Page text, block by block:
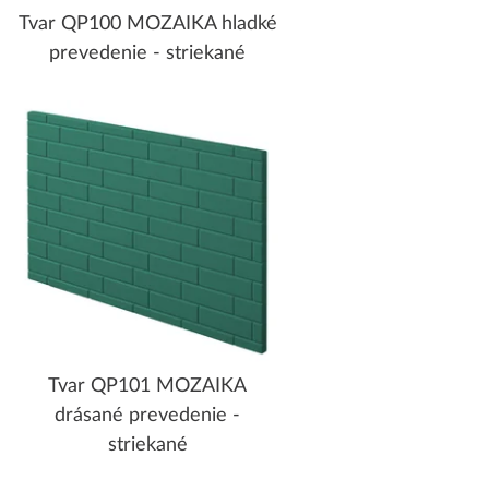
Tvar QP100 MOZAIKA hladké
prevedenie - striekané
Tvar QP101 MOZAIKA
drásané prevedenie -
striekané